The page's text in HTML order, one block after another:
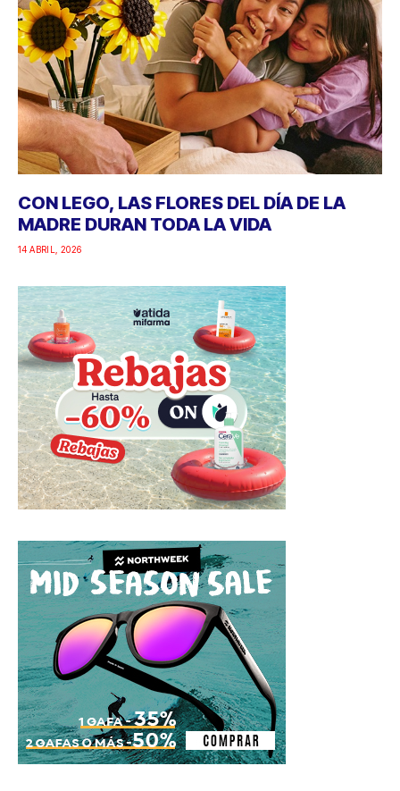
CON LEGO, LAS FLORES DEL DÍA DE LA
MADRE DURAN TODA LA VIDA
14 ABRIL, 2026